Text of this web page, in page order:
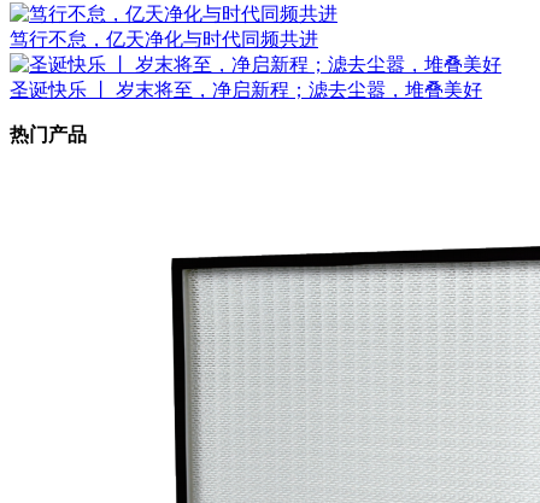
笃行不怠，亿天净化与时代同频共进
圣诞快乐 丨 岁末将至，净启新程；滤去尘嚣，堆叠美好
热门产品